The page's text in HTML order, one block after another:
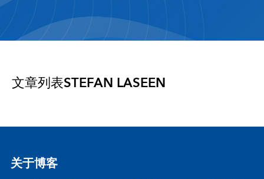
文章列表STEFAN LASEEN
关于博客